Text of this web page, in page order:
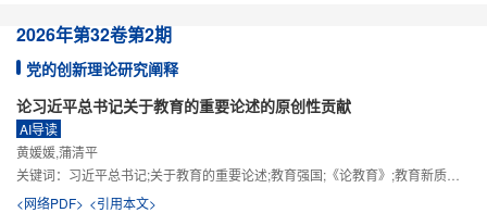
2026年第32卷第2期
党的创新理论研究阐释
论习近平总书记关于教育的重要论述的原创性贡献
AI导读
黄媛媛,蒲清平
关键词： 习近平总书记;关于教育的重要论述;教育强国;《论教育》;教育新质生产力;教育人工智能
<网络PDF> <引用本文>